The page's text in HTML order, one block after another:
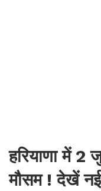
हरियाणा में 2
मौसम ! देखें नई